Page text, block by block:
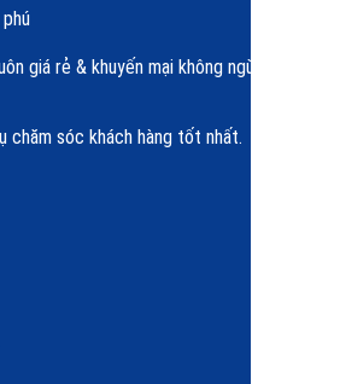
giá rẻ & khuyến mại không ngừng.
chăm sóc khách hàng tốt nhất.